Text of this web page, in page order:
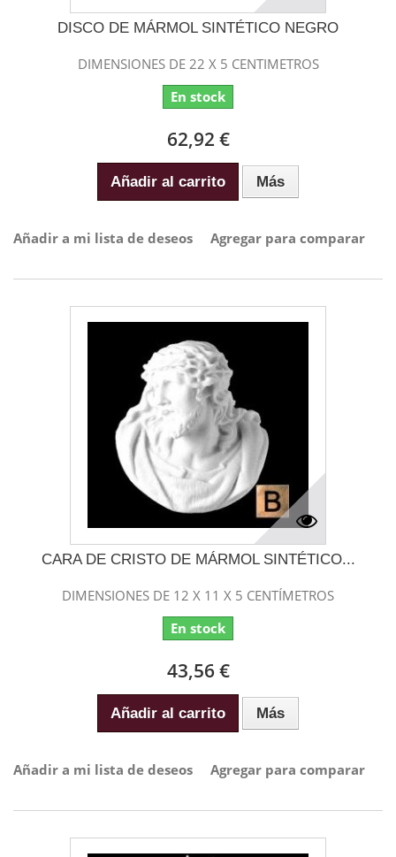
DISCO DE MÁRMOL SINTÉTICO NEGRO
DIMENSIONES DE 22 X 5 CENTIMETROS
En stock
62,92 €
Añadir al carrito Más
Añadir a mi lista de deseos Agregar para comparar
CARA DE CRISTO DE MÁRMOL SINTÉTICO...
DIMENSIONES DE 12 X 11 X 5 CENTÍMETROS
En stock
43,56 €
Añadir al carrito Más
Añadir a mi lista de deseos Agregar para comparar